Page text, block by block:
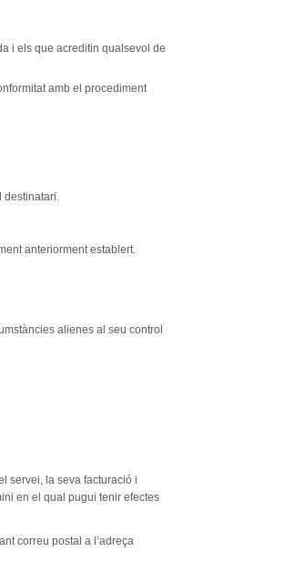
i els que acreditin qualsevol de
amb el procediment
destinatari.
anteriorment establert.
alienes al seu control
servei, la seva facturació i
en el qual pugui tenir efectes
correu postal a l’adreça